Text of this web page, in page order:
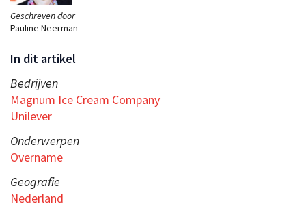
Geschreven door
Pauline Neerman
In dit artikel
Bedrijven
Magnum Ice Cream Company
Unilever
Onderwerpen
Overname
Geografie
Nederland